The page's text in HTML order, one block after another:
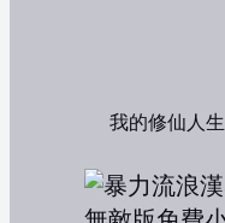
我的修仙人生